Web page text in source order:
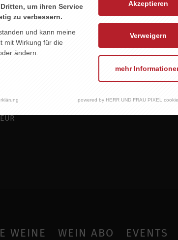
WEINE WEIN ABO EVENTS
um ihren Service
zu verbessern.
und kann meine
mit Wirkung für die
ändern.
Akzeptieren
Verweigern
mehr
powered by HERR UND FRAU PIXEL